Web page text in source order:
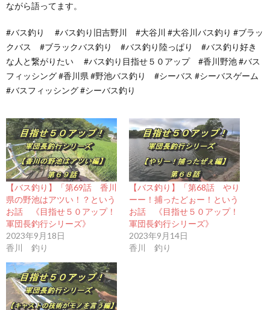
ながら語ってます。
#バス釣り #バス釣り旧吉野川 #大谷川 #大谷川バス釣り #ブラッ
クバス #ブラックバス釣り #バス釣り陸っぱり #バス釣り好き
な人と繋がりたい #バス釣り目指せ５０アップ #香川野池 #バス
フィッシング #香川県 #野池バス釣り #シーバス #シーバスゲーム
#バスフィッシング #シーバス釣り
【バス釣り】「第69話 香川
県の野池はアツい！？という
お話 《目指せ５０アップ！
軍団長釣行シリーズ》
2023年9月18日
香川 釣り
【バス釣り】「第68話 やり
ーー！捕ったどぉー！という
お話 《目指せ５０アップ！
軍団長釣行シリーズ》
2023年9月14日
香川 釣り